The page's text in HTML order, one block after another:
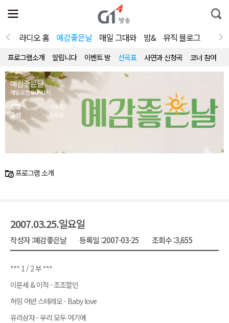
전
체
뉴
열
통
합
라디오 홈 예감좋은날 매일 그대와 밤& 뮤직 블로그
프로그램소개 알립니다 이벤트 방 선곡표 사연과 신청곡 코너 참여
예감좋은날
매일 오전 9시~11시
진행
서수민
구성
서수민
프로그램 소개
2007.03.25.일요일
작성자 :예감좋은날 등록일 :2007-03-25 조회수 :3,655
*** 1 / 2 부 ***
이문세 & 이적 - 조조할인
허밍 어반 스테레오 - Baby love
유리상자 - 우리 모두 여기에